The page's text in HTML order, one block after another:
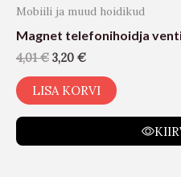
Mobiili ja muud hoidikud
Magnet telefonihoidja
4,01€ 3,20 €
LISA KORVI